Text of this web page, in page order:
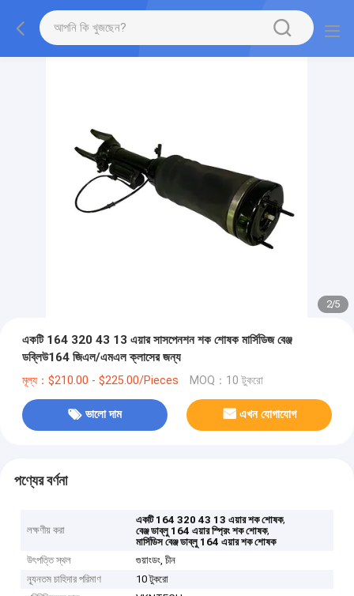
2/5
একটি 164 320 43 13 এয়ার সাসপেনশন শক শোষক মার্সিডিজ বেঞ্জ
ডব্লিউ164 জিএল/এমএল ক্লাসের জন্য
মূল্য：$210.00 - $225.00/Pieces MOQ：10 টুকরো
ভালো দাম এখন যোগাযোগ
পণ্যের বর্ণনা
লক্ষণীয় করা
একটি 164 320 43 13 এয়ার শক শোষক,
বেঞ্জ ডাব্লু 164 এয়ার স্প্রিং শক শোষক,
মার্সিডিস বেঞ্জ ডাব্লু 164 এয়ার শক শোষক
উৎপত্তি স্থল
গুয়াংডং, চীন
ন্যূনতম চাহিদার পরিমাণ
10 টুকরো